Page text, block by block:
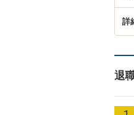
詳
退